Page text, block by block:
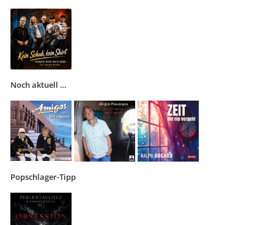
Noch aktuell …
Popschlager-Tipp